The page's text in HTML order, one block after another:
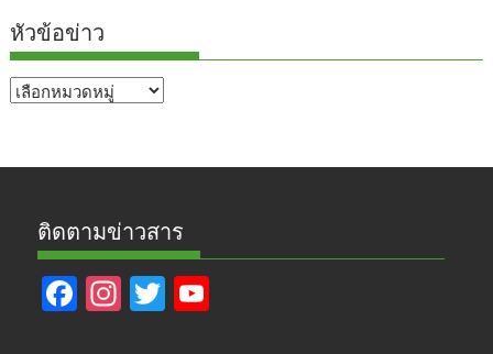
หัวข้อข่าว
หัวข้อ
ติดตามข่าวสาร
F In T